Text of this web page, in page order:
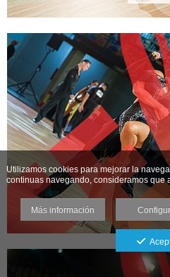
2,00 €
Utilizamos cookies para mejorar la
continuas navegando, consideramos que
Más información